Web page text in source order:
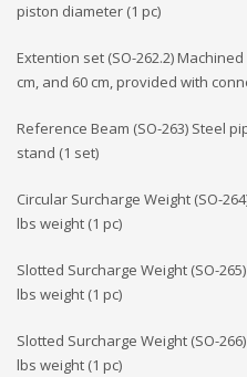
piston diameter (1 pc)
Extention set (SO-262.2)
cm, and 60 cm, provided with
Reference Beam (SO-263) Steel
stand (1 set)
Circular Surcharge Weight (SO-
lbs weight (1 pc)
Slotted Surcharge Weight (SO-
lbs weight (1 pc)
Slotted Surcharge Weight (SO-
lbs weight (1 pc)